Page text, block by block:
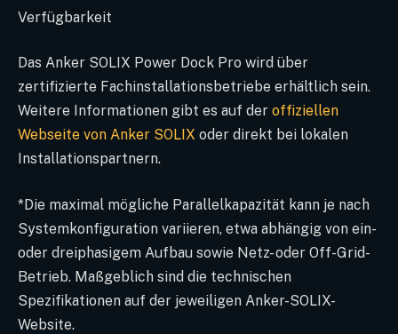
Verfügbarkeit
Das Anker SOLIX Power Dock Pro wird über
zertifizierte Fachinstallationsbetriebe erhältlich sein.
Weitere Informationen gibt es auf der offiziellen
Webseite von Anker SOLIX oder direkt bei lokalen
Installationspartnern.
*Die maximal mögliche Parallelkapazität kann je nach
Systemkonfiguration variieren, etwa abhängig von ein-
oder dreiphasigem Aufbau sowie Netz- oder Off-Grid-
Betrieb. Maßgeblich sind die technischen
Spezifikationen auf der jeweiligen Anker-SOLIX-
Website.